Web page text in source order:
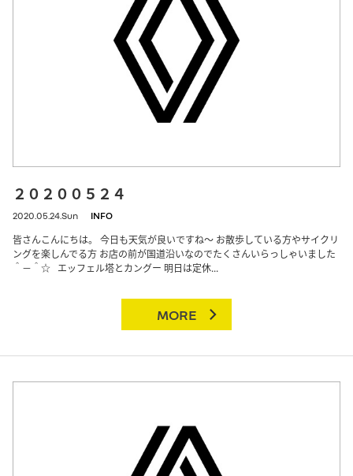
２０２００５２４
2020.05.24.Sun INFO
皆さんこんにちは。 今日も天気が良いですね～ お散歩している方やサイクリ
ングを楽しんでる方 お店の前が国道沿いなのでたくさんいらっしゃいました
＾－＾☆ エッフェル塔とカングー 明日は定休...
MORE